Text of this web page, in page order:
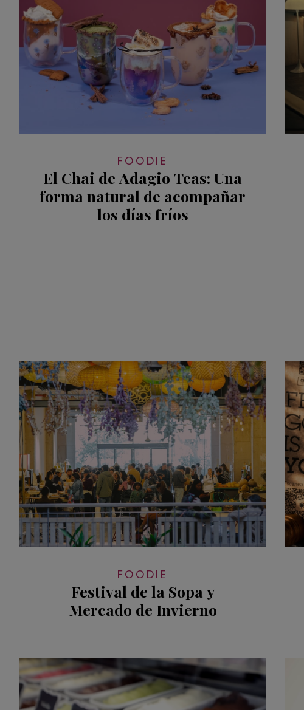
FOODIE
El Chai de Adagio Teas: Una
forma natural de acompañar
los días fríos
FOODIE
Festival de la Sopa y
Mercado de Invierno